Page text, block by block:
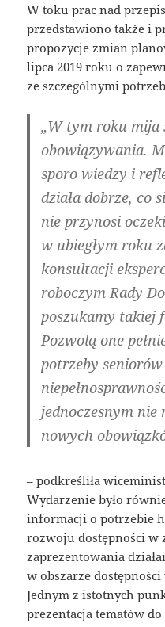
W toku prac nad
przedstawiono także i
propozycje zmian
lipca 2019 roku o
ze szczególnymi
„W tym roku mija
obowiązywania.
sporo wiedzy i
działa dobrze, co
nie przynosi
w ubiegłym roku
konsultacji
roboczym Rady
poszukamy takiej
Pozwolą one
potrzeby
jednoczesnym nie
nowych
– podkreśliła
Wydarzenie było
informacji o potrzebie
rozwoju dostępności w
zaprezentowania
w obszarze
Jednym z istotnych
prezentacja tematów